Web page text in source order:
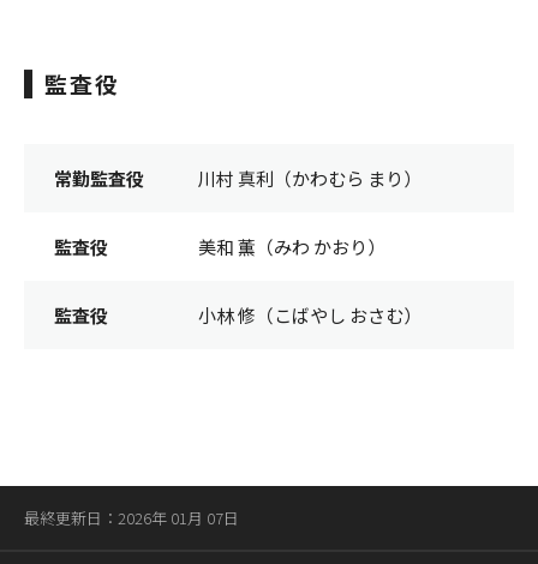
監査役
常勤監査役 川村 真利（かわむら まり）
監査役 美和 薫（みわ かおり）
監査役 小林 修（こばやし おさむ）
最終更新日：2026年 01月 07日